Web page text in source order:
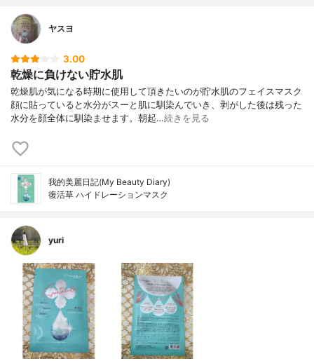
ヤスヨ
3.00
乾燥に負けない貯水肌
乾燥肌が気になる時期に使用して頂きたいのが貯水肌のフェイスマスク
顔に貼っていると水分がスーと肌に馴染んでいき、剥がした後は残った
水分を顔全体に馴染ませます。朝起…続きを見る
我的美麗日記(My Beauty Diary)
復活草 ハイドレーションマスク
yuri